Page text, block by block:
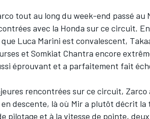
tout au long du week-end passé au
avec la Honda sur ce circuit.
Luca Marini est convalescent,
et Somkiat Chantra encore
éprouvant et a parfaitement fait
rencontrées sur ce circuit, Zarco
descente, là où Mir a plutôt décrit
pilotage et à la vitesse de pointe,